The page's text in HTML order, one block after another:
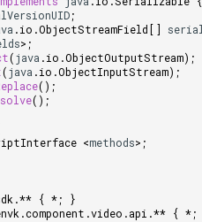
;
.io .ObjectStreamField []
> ;
(java .io .ObjectOutputStream);
(java .io .ObjectInputStream);
();
();
<methods> ;
.** { *;
}
.component .video .api .** { *;